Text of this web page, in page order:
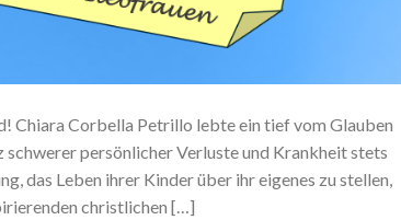
Chiara Corbella Petrillo lebte ein tief vom Glauben
persönlicher Verluste und Krankheit stets
das Leben ihrer Kinder über ihr eigenes zu stellen,
christlichen […]